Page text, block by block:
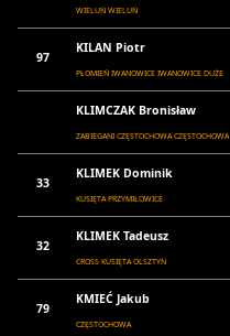
WIELUŃ WIELUŃ
97
KILAN Piotr
PŁOMIEŃ IWANOWICE IWANOWICE DUŻE
KLIMCZAK Bronisław
ZABIEGANI CZĘSTOCHOWA CZĘSTOCHOWA
33
KLIMEK Dominik
KUSIĘTA PRZYMIŁOWICE
32
KLIMEK Tadeusz
CROSS KUSIĘTA OLSZTYN
79
KMIEĆ Jakub
CZĘSTOCHOWA